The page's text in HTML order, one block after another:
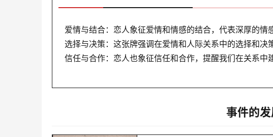
爱情与结合：恋人象征爱情和情感的结合，代表深厚的情
选择与决策：这张牌强调在爱情和人际关系中的选择和决策
信任与合作：恋人也象征信任和合作，提醒我们在关系中
事件的